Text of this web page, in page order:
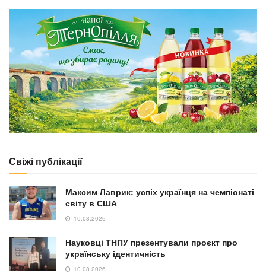
Свіжі публікації
Максим Лаврик: успіх українця на чемпіонаті
світу в США
10.08.2026
Науковці ТНПУ презентували проєкт про
українську ідентичність
10.08.2026